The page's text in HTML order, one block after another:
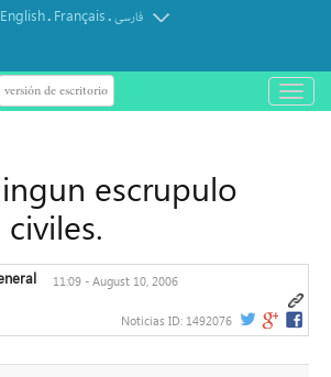
English. Français.فارسی
versión de escritorio
باز
و
escrupulo
11:09 - August 10, 2006
Noticias ID: 1492076